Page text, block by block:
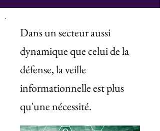
Dans un secteur aussi
dynamique que celui de la
défense, la veille
informationnelle est plus
qu'une nécessité.